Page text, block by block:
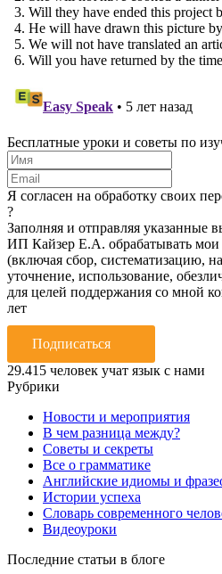
Бесплатные уроки и советы по
Я согласен на обработку своих
?
Заполняя и отправляя указанные
ИП Кайзер Е.А. обрабатывать
(включая сбор, систематизацию,
уточнение, использование,
для целей поддержания со мной
лет
Подписаться
29.415 человек учат язык с нами
Рубрики
Новости и мероприятия
В чем разница между?
Советы и секреты
Все о грамматике
Английские идиомы и
Истории успеха
Словарь современного
Видеоуроки
Последние статьи в блоге